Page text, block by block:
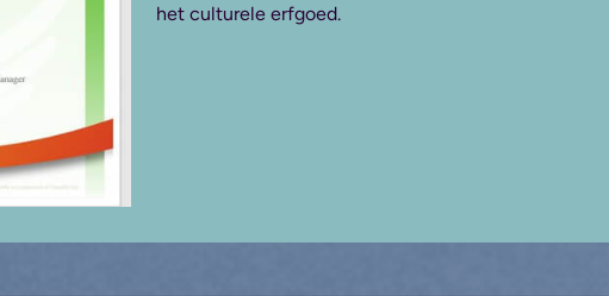
het culturele erfgoed.